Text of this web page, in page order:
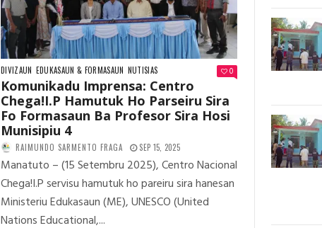
DIVIZAUN EDUKASAUN & FORMASAUN NUTISIAS 0
Komunikadu Imprensa: Centro
Chega!I.P Hamutuk Ho Parseiru Sira
Fo Formasaun Ba Profesor Sira Hosi
Munisipiu 4
RAIMUNDO SARMENTO FRAGA SEP 15, 2025
Manatuto – (15 Setembru 2025), Centro Nacional
Chega!I.P servisu hamutuk ho pareiru sira hanesan
Ministeriu Edukasaun (ME), UNESCO (United
Nations Educational,...